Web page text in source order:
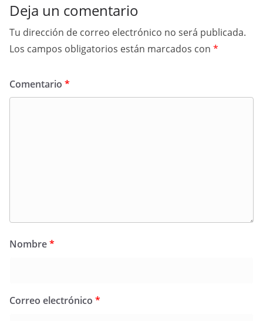
Deja un comentario
Tu dirección de correo electrónico no será publicada.
Los campos obligatorios están marcados con *
Comentario *
Nombre*
Correo electrónico *